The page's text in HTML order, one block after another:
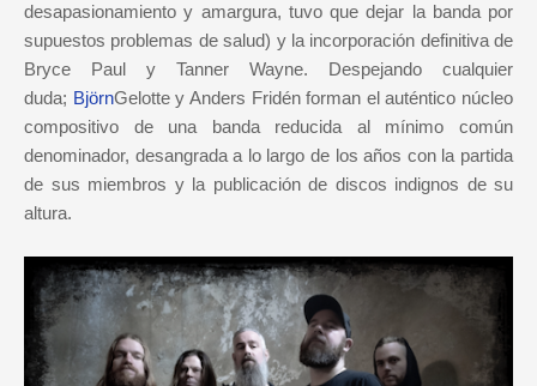
desapasionamiento y amargura, tuvo que dejar la banda por
supuestos problemas de salud) y la incorporación definitiva de
Bryce Paul y Tanner Wayne. Despejando cualquier
duda; BjörnGelotte y Anders Fridén forman el auténtico núcleo
compositivo de una banda reducida al mínimo común
denominador, desangrada a lo largo de los años con la partida
de sus miembros y la publicación de discos indignos de su
altura.